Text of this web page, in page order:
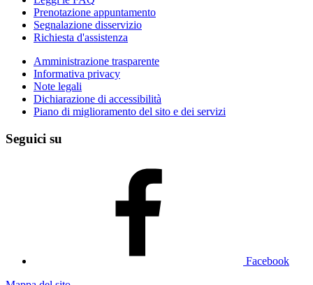
Prenotazione appuntamento
Segnalazione disservizio
Richiesta d'assistenza
Amministrazione trasparente
Informativa privacy
Note legali
Dichiarazione di accessibilità
Piano di miglioramento del sito e dei servizi
Seguici su
Facebook